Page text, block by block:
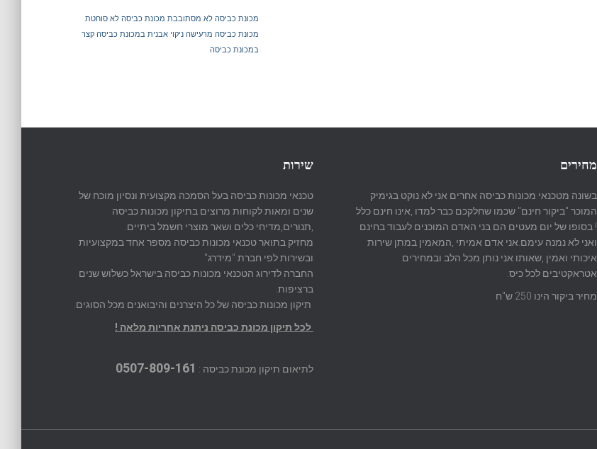
מכונת כביסה לא מסתובבת מכונת כביסה לא סוחטת
מכונת כביסה מרעישה ניקוי אבנית במכונת כביסה קצר
במכונת כביסה
מחירים
בשונה מטכנאי מכונות כביסה אחרים אני לא נוקט בגימיק
המוכר "ביקור חינם" שכמו שחלקכם כבר למדו ,אינו חינם כלל
! בסופו של יום מעטים הם בני האדם המוכנים לעבוד בחינם
ואני לא נמנה עימם.אני אדם אמיתי ,המאמין במתן שירות
איכותי ואמין ,שאותו אני נותן מכל הלב ובמחירים
אטראקטיבים לכל כיס.
מחיר ביקור הינו 250 ש"ח
שירות
טכנאי מכונות כביסה בעל הסמכה מקצועית ונסיון מוכח של
שנים ומאות לקוחות מרוצים בתיקון מכונות כביסה
,תנורים,מדיחי כלים ושאר מוצרי חשמל ביתיים.
מחזיק בתואר טכנאי מכונות כביסה מספר אחד במקצועיות
ובשירות לפי חברת "מידרג"
החברה לדירוג הטכנאי מכונות כביסה בישראל כשלוש שנים
ברציפות.
תיקון מכונות כביסה של כל היצרנים והיבואנים מכל הסוגים.
לכל תיקון מכונת כביסה ניתנת אחריות מלאה !
לתיאום תיקון מכונת כביסה : 0507-809-161